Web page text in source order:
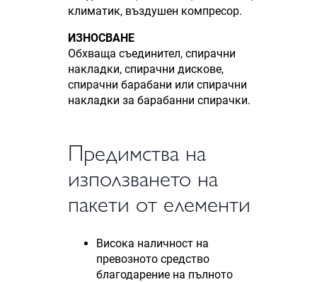
климатик, въздушен компресор.
ИЗНОСВАНЕ
Обхваща съединител, спирачни
накладки, спирачни дискове,
спирачни барабани или спирачни
накладки за барабанни спирачки.
Предимства на
използването на
пакети от елементи
Висока наличност на
превозното средство
благодарение на пълното